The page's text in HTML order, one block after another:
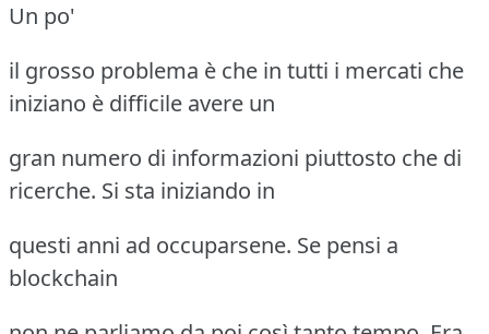
Un po'
il grosso problema è che in tutti i mercati che
iniziano è difficile avere un
gran numero di informazioni piuttosto che di
ricerche. Si sta iniziando in
questi anni ad occuparsene. Se pensi a
blockchain